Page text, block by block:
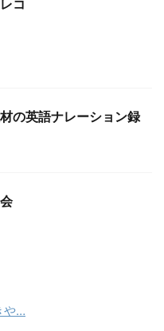
コ
の英語ナレーション録
や…